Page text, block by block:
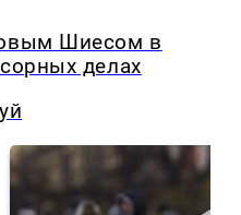
Шиесом в
делах